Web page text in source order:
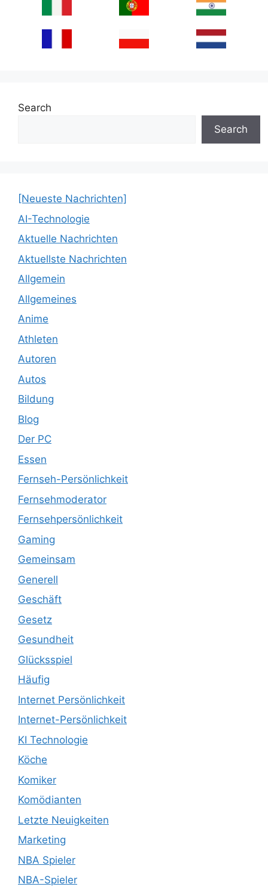
Search
Search
[Neueste Nachrichten]
AI-Technologie
Aktuelle Nachrichten
Aktuellste Nachrichten
Allgemein
Allgemeines
Anime
Athleten
Autoren
Autos
Bildung
Blog
Der PC
Essen
Fernseh-Persönlichkeit
Fernsehmoderator
Fernsehpersönlichkeit
Gaming
Gemeinsam
Generell
Geschäft
Gesetz
Gesundheit
Glücksspiel
Häufig
Internet Persönlichkeit
Internet-Persönlichkeit
KI Technologie
Köche
Komiker
Komödianten
Letzte Neuigkeiten
Marketing
NBA Spieler
NBA-Spieler